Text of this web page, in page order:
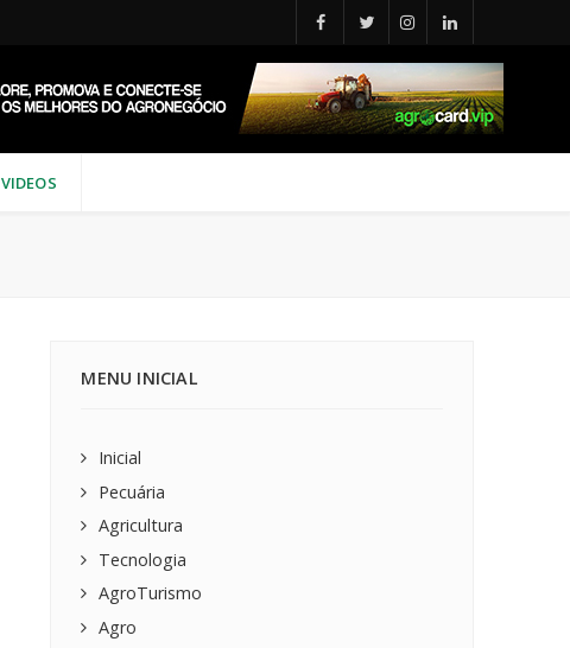
VIDEOS
MENU INICIAL
Inicial
Pecuária
Agricultura
Tecnologia
AgroTurismo
Agro